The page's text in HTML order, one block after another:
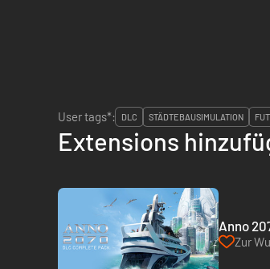
User tags*:
DLC STÄDTEBAUSIMULATION
Extensions
Anno
Zur